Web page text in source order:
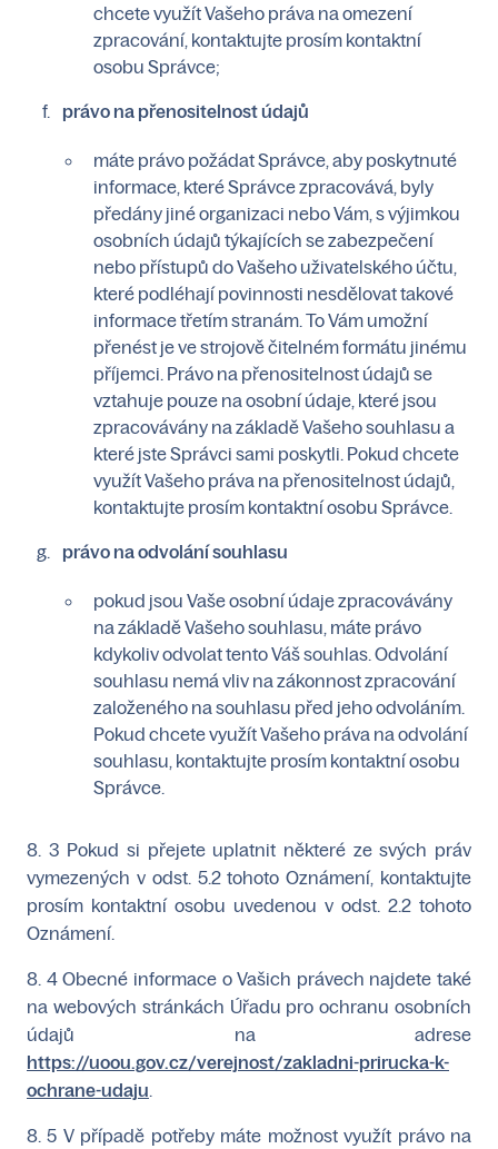
chcete využít Vašeho práva na omezení
zpracování, kontaktujte prosím kontaktní
osobu Správce;
právo na přenositelnost údajů
máte právo požádat Správce, aby poskytnuté
informace, které Správce zpracovává, byly
předány jiné organizaci nebo Vám, s výjimkou
osobních údajů týkajících se zabezpečení
nebo přístupů do Vašeho uživatelského účtu,
které podléhají povinnosti nesdělovat takové
informace třetím stranám. To Vám umožní
přenést je ve strojově čitelném formátu jinému
příjemci. Právo na přenositelnost údajů se
vztahuje pouze na osobní údaje, které jsou
zpracovávány na základě Vašeho souhlasu a
které jste Správci sami poskytli. Pokud chcete
využít Vašeho práva na přenositelnost údajů,
kontaktujte prosím kontaktní osobu Správce.
právo na odvolání souhlasu
pokud jsou Vaše osobní údaje zpracovávány
na základě Vašeho souhlasu, máte právo
kdykoliv odvolat tento Váš souhlas. Odvolání
souhlasu nemá vliv na zákonnost zpracování
založeného na souhlasu před jeho odvoláním.
Pokud chcete využít Vašeho práva na odvolání
souhlasu, kontaktujte prosím kontaktní osobu
Správce.
8. 3 Pokud si přejete uplatnit některé ze svých práv
vymezených v odst. 5.2 tohoto Oznámení, kontaktujte
prosím kontaktní osobu uvedenou v odst. 2.2 tohoto
Oznámení.
8. 4 Obecné informace o Vašich právech najdete také
na webových stránkách Úřadu pro ochranu osobních
údajů na adrese
https://uoou.gov.cz/verejnost/zakladni-prirucka-k-
ochrane-udaju.
8. 5 V případě potřeby máte možnost využít právo na